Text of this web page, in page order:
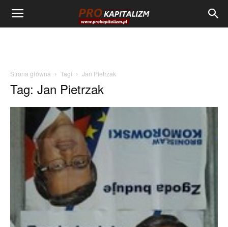
Strona główna Tagi Jan Pietrzak
Tag: Jan Pietrzak